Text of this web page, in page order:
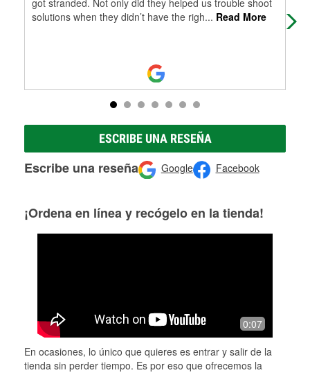
solutions when they didn’t have the righ... Read More
ESCRIBE UNA RESEÑA
Escribe una reseña Google Facebook
¡Ordena en línea y recógelo en la tienda!
0:07
En ocasiones, lo único que quieres es entrar y salir de la
tienda sin perder tiempo. Es por eso que ofrecemos la